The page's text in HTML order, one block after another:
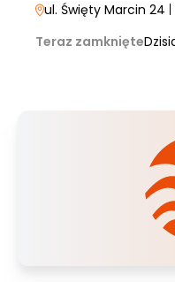
ul. Święty Marcin 24
Teraz zamknięte